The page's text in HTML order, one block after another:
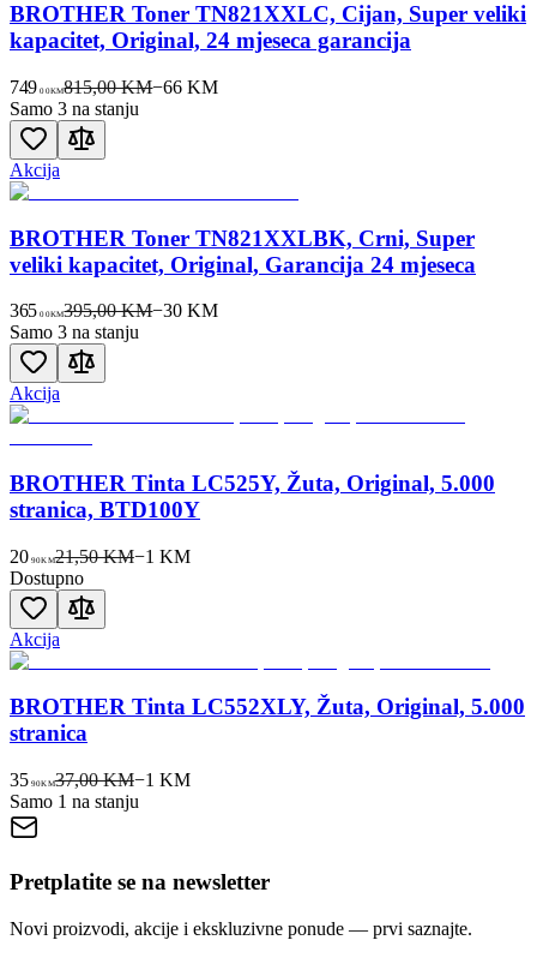
BROTHER Toner TN821XXLC, Cijan, Super veliki
kapacitet, Original, 24 mjeseca garancija
749 00KM815,00 KM−66 KM
Samo 3 na stanju
Akcija
BROTHER Toner TN821XXLBK, Crni, Super
veliki kapacitet, Original, Garancija 24 mjeseca
365 00KM395,00 KM−30 KM
Samo 3 na stanju
Akcija
BROTHER Tinta LC525Y, Žuta, Original, 5.000
stranica, BTD100Y
20 90KM21,50 KM−1 KM
Dostupno
Akcija
BROTHER Tinta LC552XLY, Žuta, Original, 5.000
stranica
35 90KM37,00 KM−1 KM
Samo 1 na stanju
Pretplatite se na newsletter
Novi proizvodi, akcije i ekskluzivne ponude — prvi saznajte.